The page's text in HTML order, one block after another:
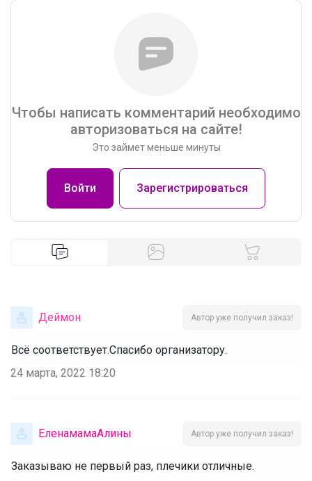
Чтобы написать комментарий необходимо
авторизоваться на сайте!
Это займет меньше минуты
Войти Зарегистрироваться
Деймон Автор уже получил заказ!
Всё соответствует.Спасибо организатору.
24 марта, 2022 18:20
ЕленамамаАлины Автор уже получил заказ!
Заказываю не первый раз, плечики отличные.